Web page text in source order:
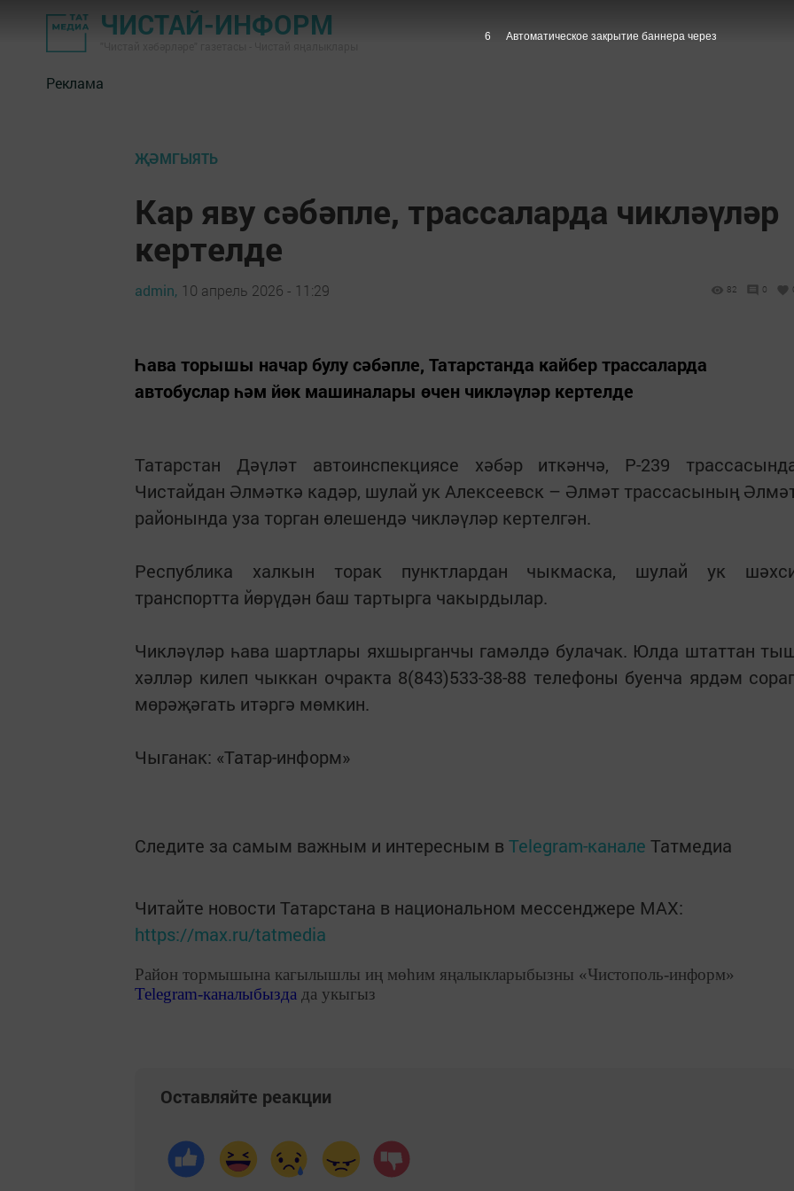
ЧИСТАЙ-ИНФОРМ
Реклама
ҖӘМГЫЯТЬ
Кар яву сәбәпле, трассаларда чикләүләр
кертелде
admin, 10 апрель 2026 - 11:29 82 0
Һава торышы начар булу сәбәпле, Татарстанда кайбер трассаларда
автобуслар һәм йөк машиналары өчен чикләүләр кертелде
Татарстан Дәүләт автоинспекциясе хәбәр иткәнчә, Р-239
Чистайдан Әлмәткә кадәр, шулай ук Алексеевск – Әлмәт трассасының
районында уза торган өлешендә чикләүләр кертелгән.
Республика халкын торак пунктлардан чыкмаска, шулай ук
транспортта йөрүдән баш тартырга чакырдылар.
Чикләүләр һава шартлары яхшырганчы гамәлдә булачак. Юлда штаттан
хәлләр килеп чыккан очракта 8(843)533-38-88 телефоны буенча ярдәм
мөрәҗәгать итәргә мөмкин.
Чыганак: «Татар-информ»
Следите за самым важным и интересным в Telegram-канале Татмедиа
Читайте новости Татарстана в национальном мессенджере MАХ:
https://max.ru/tatmedia
Район тормышына кагылышлы иң мөһим яңалыкларыбызны «Чистополь-информ»
Telegram-каналыбызда да укыгыз
Оставляйте реакции
5 Автоматическое закрытие баннера через